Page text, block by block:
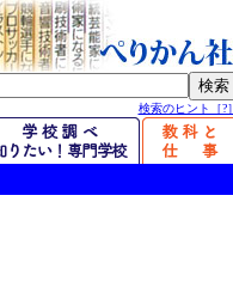
検索のヒント［?］